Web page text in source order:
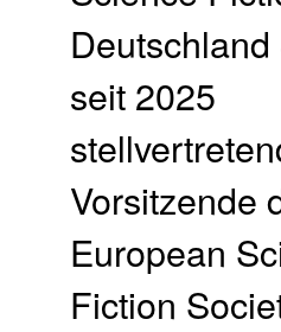
seit 2025
Vorsitzende
European
Fiction